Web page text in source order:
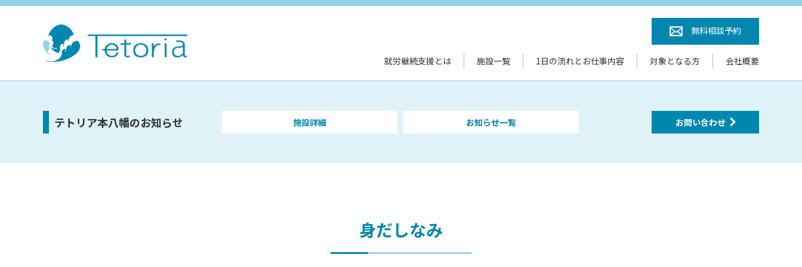
就労継続支援とは 施設一覧 1日の流れとお仕事内容 対象となる方 会社概要
無料相談予約
テトリア本八幡のお知らせ 施設詳細 お知らせ一覧 お問い合わせ
身だしなみ